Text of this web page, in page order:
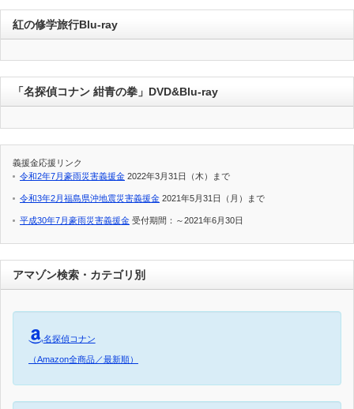
紅の修学旅行Blu-ray
「名探偵コナン 紺青の拳」DVD&Blu-ray
義援金応援リンク
令和2年7月豪雨災害義援金 2022年3月31日（木）まで
令和3年2月福島県沖地震災害義援金 2021年5月31日（月）まで
平成30年7月豪雨災害義援金 受付期間：～2021年6月30日
アマゾン検索・カテゴリ別
名探偵コナン
（Amazon全商品／最新順）